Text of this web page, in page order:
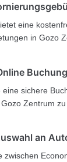
eine
in Gozo
Buchung
eine sichere
Zentrum zu
an
zwischen